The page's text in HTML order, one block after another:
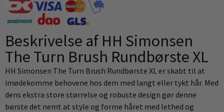
Beskrivelse af HH Simonsen
The Turn Brush Rundbørste XL
HH Simonsen The Turn Brush Rundbørste XL er skabt til at
imødekomme behovene hos dem med langt eller tykt hår. Med
dens ekstra store størrelse og robuste design gør denne
børste det nemt at style og forme håret med lethed og